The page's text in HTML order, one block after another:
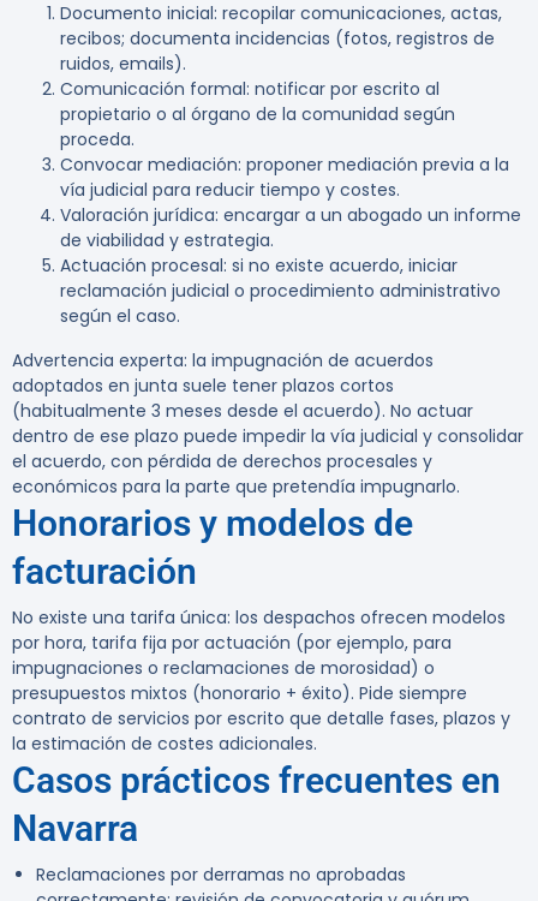
Documento inicial: recopilar comunicaciones, actas,
recibos; documenta incidencias (fotos, registros de
ruidos, emails).
Comunicación formal: notificar por escrito al
propietario o al órgano de la comunidad según
proceda.
Convocar mediación: proponer mediación previa a la
vía judicial para reducir tiempo y costes.
Valoración jurídica: encargar a un abogado un informe
de viabilidad y estrategia.
Actuación procesal: si no existe acuerdo, iniciar
reclamación judicial o procedimiento administrativo
según el caso.
Advertencia experta: la impugnación de acuerdos
adoptados en junta suele tener plazos cortos
(habitualmente 3 meses desde el acuerdo). No actuar
dentro de ese plazo puede impedir la vía judicial y consolidar
el acuerdo, con pérdida de derechos procesales y
económicos para la parte que pretendía impugnarlo.
Honorarios y modelos de
facturación
No existe una tarifa única: los despachos ofrecen modelos
por hora, tarifa fija por actuación (por ejemplo, para
impugnaciones o reclamaciones de morosidad) o
presupuestos mixtos (honorario + éxito). Pide siempre
contrato de servicios por escrito que detalle fases, plazos y
la estimación de costes adicionales.
Casos prácticos frecuentes en
Navarra
Reclamaciones por derramas no aprobadas